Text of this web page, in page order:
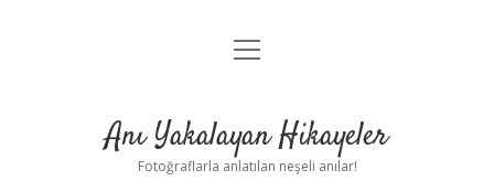
Anasayfa
Yasal Uyarı
menüyü
Anı Yakalayan Hikayeler
Fotoğraflarla anlatılan neşeli anılar!